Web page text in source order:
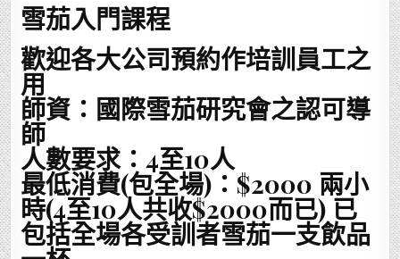
雪茄入門課程
歡迎各大公司預約作培訓員工之
用
師資：國際雪茄研究會之認可導
師
人數要求：4至10人
最低消費(包全場)：$2000 兩小
時(4至10人共收$2000而已) 已
包括全場各受訓者雪茄一支飲品